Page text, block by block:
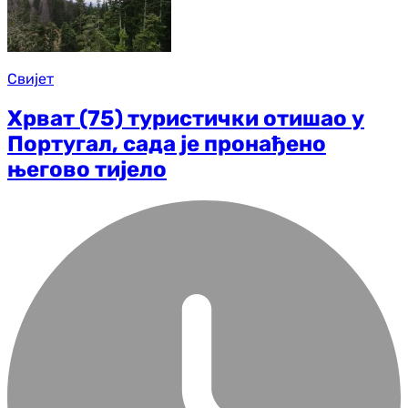
Свијет
Хрват (75) туристички отишао у
Португал, сада је пронађено
његово тијело